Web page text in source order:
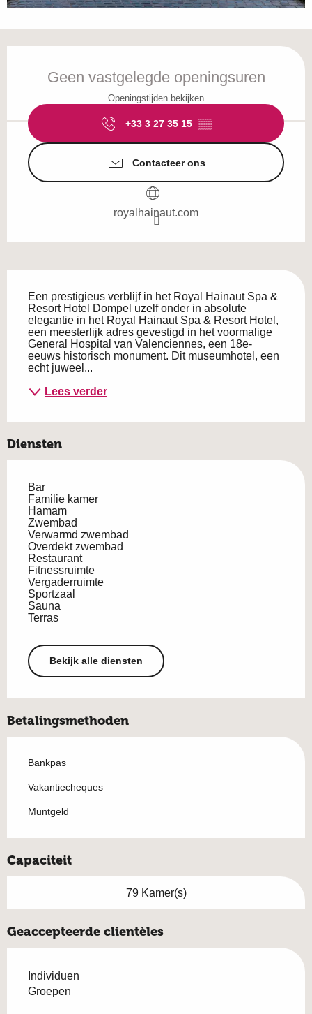
Geen vastgelegde openingsuren
Openingstijden bekijken
+33 3 27 35 15 ▒▒
Contacteer ons
royalhainaut.com
Een prestigieus verblijf in het Royal Hainaut Spa &
Resort Hotel Dompel uzelf onder in absolute
elegantie in het Royal Hainaut Spa & Resort Hotel,
een meesterlijk adres gevestigd in het voormalige
General Hospital van Valenciennes, een 18e-
eeuws historisch monument. Dit museumhotel, een
echt juweel...
Lees verder
Diensten
Bar
Familie kamer
Hamam
Zwembad
Verwarmd zwembad
Overdekt zwembad
Restaurant
Fitnessruimte
Vergaderruimte
Sportzaal
Sauna
Terras
Bekijk alle diensten
Betalingsmethoden
Bankpas
Vakantiecheques
Muntgeld
Capaciteit
79 Kamer(s)
Geaccepteerde clientèles
Individuen
Groepen